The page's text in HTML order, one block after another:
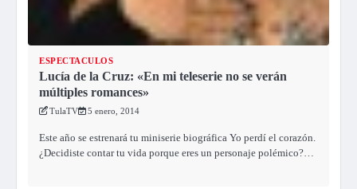
ESPECTACULOS
Lucía de la Cruz: «En mi teleserie no se verán
múltiples romances»
TulaTV 5 enero, 2014
Este año se estrenará tu miniserie biográfica Yo perdí el corazón.
¿Decidiste contar tu vida porque eres un personaje polémico?…